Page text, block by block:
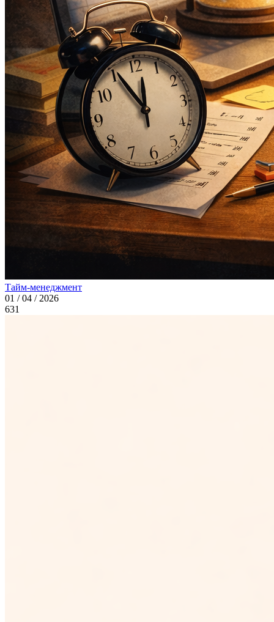
Тайм-менеджмент
01 / 04 / 2026
631